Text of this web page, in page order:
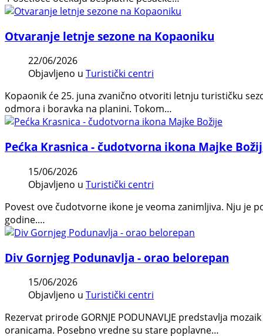
Otvaranje letnje sezone na Kopaoniku
22/06/2026
Objavljeno u Turistički centri
Kopaonik će 25. juna zvanično otvoriti letnju turističku
odmora i boravka na planini. Tokom…
Pećka Krasnica - čudotvorna ikona Majke
15/06/2026
Objavljeno u Turistički centri
Povest ove čudotvorne ikone je veoma zanimljiva. Nju je
godine.…
Div Gornjeg Podunavlja - orao belorepan
15/06/2026
Objavljeno u Turistički centri
Rezervat prirode GORNJE PODUNAVLJE predstavlja
oranicama. Posebno vredne su stare poplavne…